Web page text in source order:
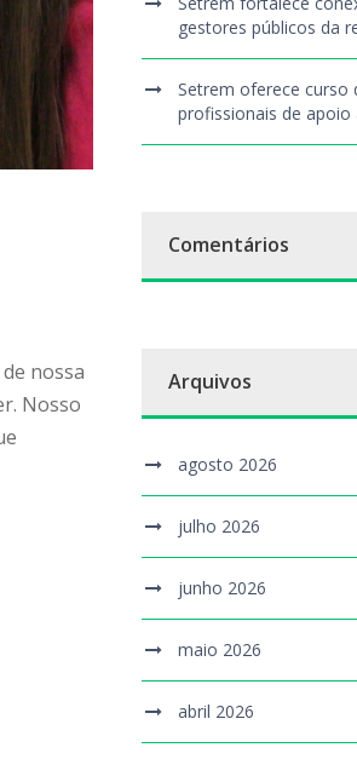
nossa
Nosso
gestores públicos da
Setrem oferece curso
profissionais de apoio
Comentários
Arquivos
agosto 2026
julho 2026
junho 2026
maio 2026
abril 2026